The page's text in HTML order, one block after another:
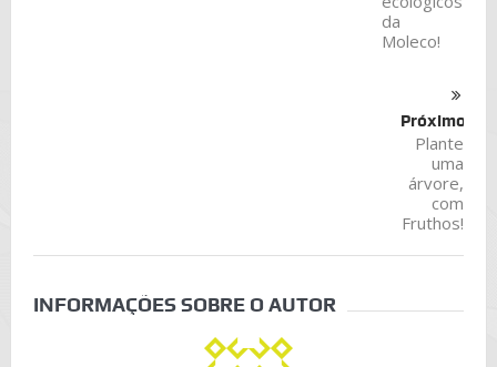
da
Moleco!
Próximo
Plante
uma
árvore,
com
Fruthos!
INFORMAÇÕES SOBRE O AUTOR